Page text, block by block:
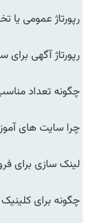
رپورتاژ عمومی یا
رپورتاژ آگهی
چگونه تعداد
چرا سایت های
لینک سازی برای
چگونه برای